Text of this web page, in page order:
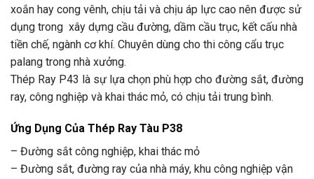
xoắn hay cong vênh, chịu tải và chịu áp lực cao nên được sử
dụng trong xây dựng cầu đường, dầm cầu trục, kết cấu nhà
tiền chế, ngành cơ khí. Chuyên dùng cho thi công cẩu trục
palang trong nhà xưởng.
Thép Ray P43 là sự lựa chọn phù hợp cho đường sắt, đường
ray, công nghiệp và khai thác mỏ, có chịu tải trung bình.
Ứng Dụng Của Thép Ray Tàu P38
– Đường sắt công nghiệp, khai thác mỏ
– Đường sắt, đường ray của nhà máy, khu công nghiệp vận